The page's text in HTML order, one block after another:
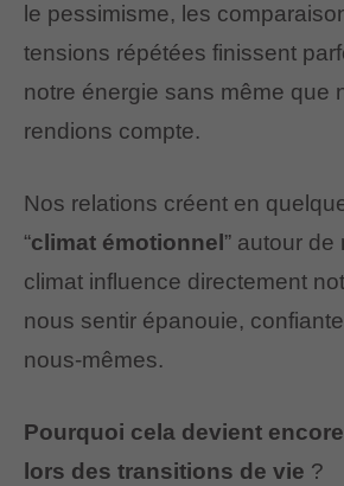
le pessimisme, les
tensions répétées finissent
notre énergie sans même que
rendions compte.
Nos relations créent en
“climat émotionnel ” autour de
climat influence directement
nous sentir épanouie,
nous-mêmes.
Pourquoi cela devient
lors des transitions de vie ?